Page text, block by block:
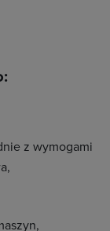
z wymogami